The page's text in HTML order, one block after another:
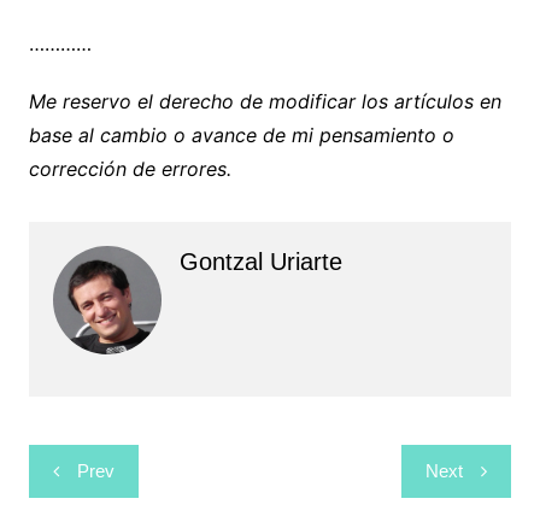
…………
Me reservo el derecho de modificar los artículos en
base al cambio o avance de mi pensamiento o
corrección de errores.
Gontzal Uriarte
Bidalketetan
zehar
Prev Next